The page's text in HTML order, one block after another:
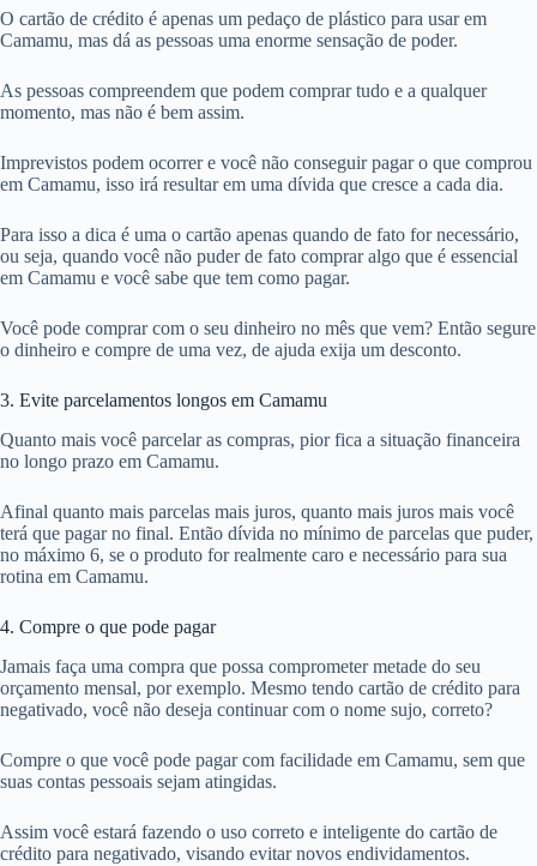
O cartão de crédito é apenas um pedaço de plástico para usar em
Camamu, mas dá as pessoas uma enorme sensação de poder.
As pessoas compreendem que podem comprar tudo e a qualquer
momento, mas não é bem assim.
Imprevistos podem ocorrer e você não conseguir pagar o que comprou
em Camamu, isso irá resultar em uma dívida que cresce a cada dia.
Para isso a dica é uma o cartão apenas quando de fato for necessário,
ou seja, quando você não puder de fato comprar algo que é essencial
em Camamu e você sabe que tem como pagar.
Você pode comprar com o seu dinheiro no mês que vem? Então segure
o dinheiro e compre de uma vez, de ajuda exija um desconto.
3. Evite parcelamentos longos em Camamu
Quanto mais você parcelar as compras, pior fica a situação financeira
no longo prazo em Camamu.
Afinal quanto mais parcelas mais juros, quanto mais juros mais você
terá que pagar no final. Então dívida no mínimo de parcelas que puder,
no máximo 6, se o produto for realmente caro e necessário para sua
rotina em Camamu.
4. Compre o que pode pagar
Jamais faça uma compra que possa comprometer metade do seu
orçamento mensal, por exemplo. Mesmo tendo cartão de crédito para
negativado, você não deseja continuar com o nome sujo, correto?
Compre o que você pode pagar com facilidade em Camamu, sem que
suas contas pessoais sejam atingidas.
Assim você estará fazendo o uso correto e inteligente do cartão de
crédito para negativado, visando evitar novos endividamentos.